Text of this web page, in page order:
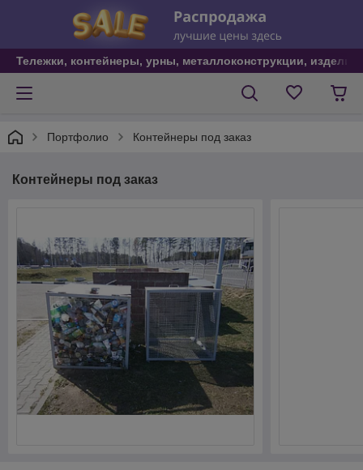
Тележки, контейнеры, урны, металлоконструкции,
Портфолио Контейнеры под заказ
Контейнеры под заказ